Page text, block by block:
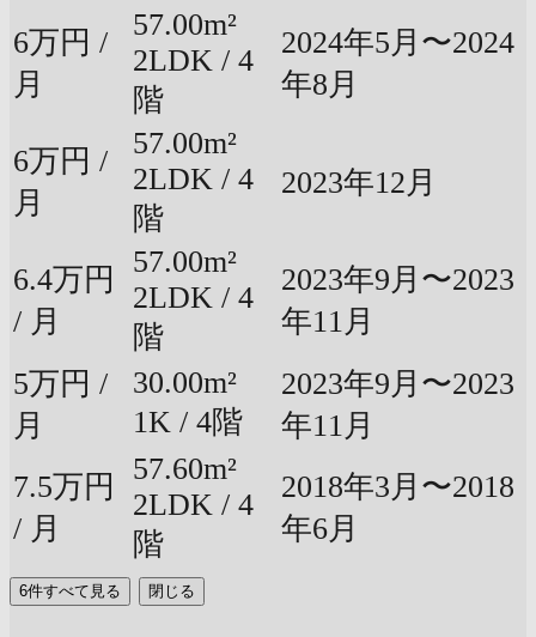
6万円 /
月
57.00m²
2LDK / 4
階
2024年5月〜2024
年8月
6万円 /
月
57.00m²
2LDK / 4
階
2023年12月
6.4万円
/ 月
57.00m²
2LDK / 4
階
2023年9月〜2023
年11月
5万円 /
月
30.00m²
1K / 4階
2023年9月〜2023
年11月
7.5万円
/ 月
57.60m²
2LDK / 4
階
2018年3月〜2018
年6月
6件すべて見る 閉じる